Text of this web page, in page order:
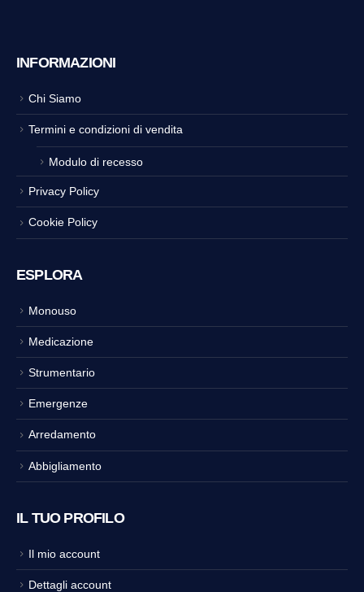
INFORMAZIONI
Chi Siamo
Termini e condizioni di vendita
Modulo di recesso
Privacy Policy
Cookie Policy
ESPLORA
Monouso
Medicazione
Strumentario
Emergenze
Arredamento
Abbigliamento
IL TUO PROFILO
Il mio account
Dettagli account